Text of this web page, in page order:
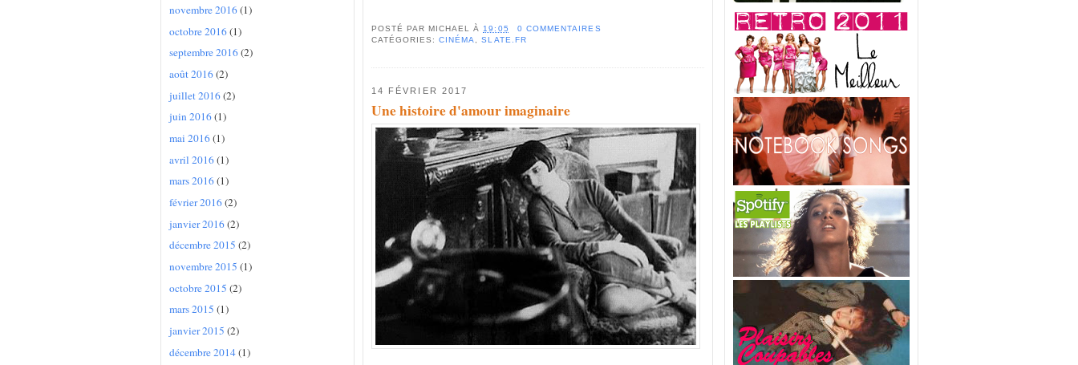
novembre 2016(1)
octobre 2016(1)
septembre 2016(2)
août 2016(2)
juillet 2016(2)
juin 2016(1)
mai 2016(1)
avril 2016(1)
mars 2016(1)
février 2016(2)
janvier 2016(2)
décembre 2015 (2)
novembre 2015 (1)
octobre 2015 (2)
mars 2015 (1)
janvier 2015 (2)
décembre 2014(1)
POSTÉ PAR MICHAEL À 19:05
0 COMMENTAIRES
CATÉGORIES:CINÉMA ,SLATE.FR
14 FÉVRIER 2017
Une histoire d'amour imaginaire